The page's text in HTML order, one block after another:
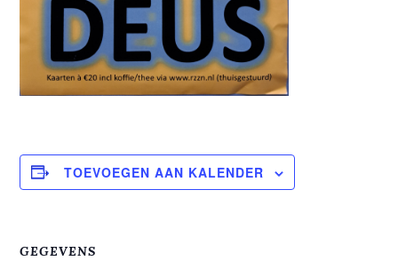
TOEVOEGEN AAN KALENDER
GEGEVENS